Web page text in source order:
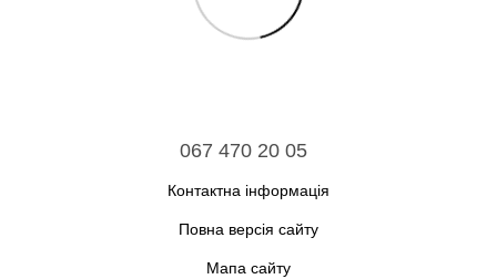
067 470 20 05
Контактна інформація
Повна версія сайту
Мапа сайту